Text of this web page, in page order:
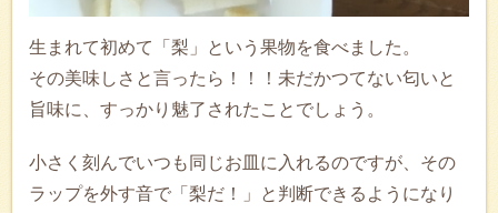
生まれて初めて「梨」という果物を食べました。
その美味しさと言ったら！！！未だかつてない匂いと
旨味に、すっかり魅了されたことでしょう。
小さく刻んでいつも同じお皿に入れるのですが、その
ラップを外す音で「梨だ！」と判断できるようになり